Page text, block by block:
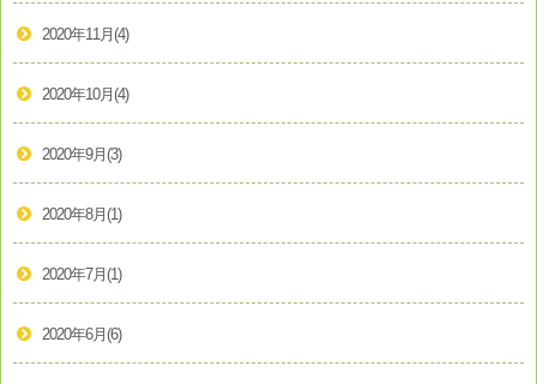
2020年11月 (4)
2020年10月 (4)
2020年9月 (3)
2020年8月 (1)
2020年7月 (1)
2020年6月 (6)